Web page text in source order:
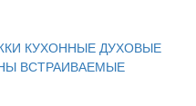
КУХОННЫЕ ДУХОВЫЕ
ВСТРАИВАЕМЫЕ